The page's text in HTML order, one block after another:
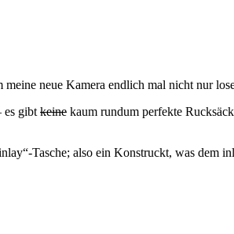
meine neue Kamera endlich mal nicht nur
es gibt keine kaum rundum perfekte
Tasche; also ein Konstruckt, was dem